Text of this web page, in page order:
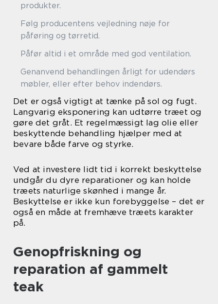
produkter.
Følg producentens vejledning nøje for
påføring og tørretid.
Påfør altid i et område med god ventilation.
Genanvend behandlingen årligt for udendørs
møbler, eller efter behov indendørs.
Det er også vigtigt at tænke på sol og fugt.
Langvarig eksponering kan udtørre træet og
gøre det gråt. Et regelmæssigt lag olie eller
beskyttende behandling hjælper med at
bevare både farve og styrke.
Ved at investere lidt tid i korrekt beskyttelse
undgår du dyre reparationer og kan holde
træets naturlige skønhed i mange år.
Beskyttelse er ikke kun forebyggelse – det er
også en måde at fremhæve træets karakter
på.
Genopfriskning og
reparation af gammelt
teak